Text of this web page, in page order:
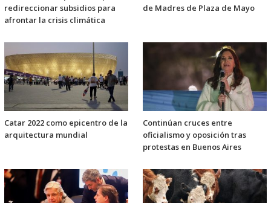
redireccionar subsidios para
afrontar la crisis climática
de Madres de Plaza de Mayo
Catar 2022 como epicentro de la
arquitectura mundial
Continúan cruces entre
oficialismo y oposición tras
protestas en Buenos Aires